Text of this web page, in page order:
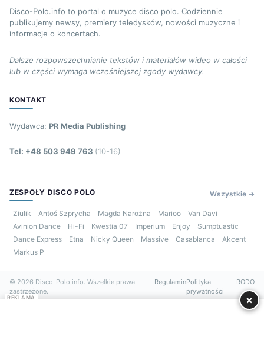
Disco-Polo.info to portal o muzyce disco polo. Codziennie
publikujemy newsy, premiery teledysków, nowości muzyczne i
informacje o koncertach.
Dalsze rozpowszechnianie tekstów i materiałów wideo w całości
lub w części wymaga wcześniejszej zgody wydawcy.
KONTAKT
Wydawca: PR Media Publishing
Tel: +48 503 949 763 (10-16)
ZESPOŁY DISCO POLO Wszystkie →
Ziulik Antoś Szprycha Magda Narożna Marioo
Van Davi
Avinion Dance
Hi-Fi Kwestia 07 Imperium Enjoy
Sumptuastic
Dance Express
Etna Nicky Queen Massive Casablanca
Akcent
Markus P
© 2026 Disco-Polo.info. Wszelkie prawa
zastrzeżone.
RegulaminPolityka
prywatności
RODO
REKLAMA ×